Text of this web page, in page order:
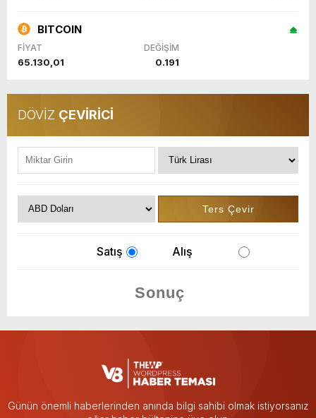
BITCOIN
FİYAT DEĞİŞİM
65.130,01 0.191
DÖVİZ ÇEVİRİCİ
Satış Alış
Günün önemli haberlerinden anında bilgi sahibi olmak istiyorsanız